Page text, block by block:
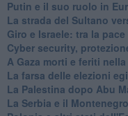
Putin e il suo ruolo in
La strada del Sultano
Giro e Israele: tra la
Cyber security,
A Gaza morti e feriti
La farsa delle elezioni
La Palestina dopo Abu
La Serbia e il